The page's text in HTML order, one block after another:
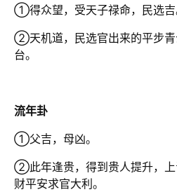
①得众望，受天子禄命，民选吉
②天机道，民选官出来的平步青
台。
流年卦
①父吉，母凶。
②此年逢贵，得到贵人提升，上
财平安求官大利。